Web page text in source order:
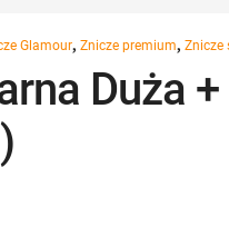
Glamour,Znicze premium,Znicze
Duża +